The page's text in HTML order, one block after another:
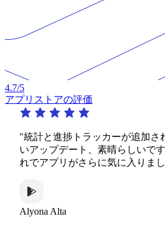
4.7/5
アプリストアの評価
と進捗トラッカーが追加された新し
プデート、素晴らしいですね。こ
プリがさらに気に入りました。"
Alta